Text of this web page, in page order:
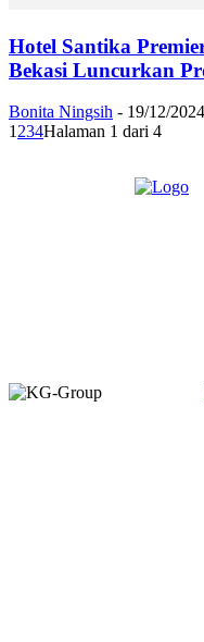
Hotel Santika
Bekasi Luncurkan
Bonita Ningsih - 19/12/2024
1 234Halaman 1 dari 4